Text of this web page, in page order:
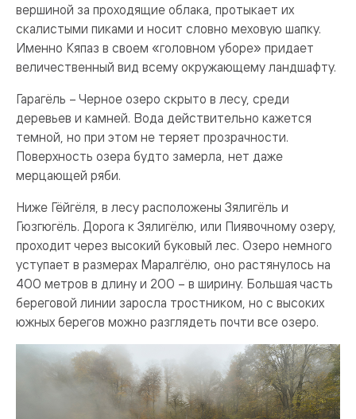
вершиной за проходящие облака, протыкает их
скалистыми пиками и носит словно меховую шапку.
Именно Кяпаз в своем «головном уборе» придает
величественный вид всему окружающему ландшафту.
Гарагёль – Черное озеро скрыто в лесу, среди
деревьев и камней. Вода действительно кажется
темной, но при этом не теряет прозрачности.
Поверхность озера будто замерла, нет даже
мерцающей ряби.
Ниже Гёйгёля, в лесу расположены Зялигёль и
Гюзгюгёль. Дорога к Зялигёлю, или Пиявочному озеру,
проходит через высокий буковый лес. Озеро немного
уступает в размерах Маралгёлю, оно растянулось на
400 метров в длину и 200 – в ширину. Большая часть
береговой линии заросла тростником, но с высоких
южных берегов можно разглядеть почти все озеро.